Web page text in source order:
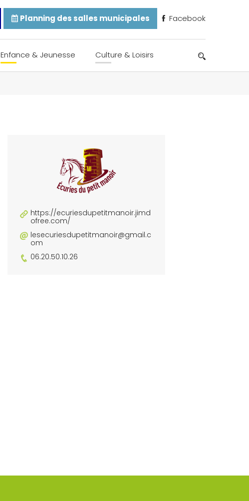
Planning des salles municipales Facebook
Enfance & Jeunesse Culture & Loisirs
https://ecuriesdupetitmanoir.jimd
ofree.com/
lesecuriesdupetitmanoir@gmail.c
om
06.20.50.10.26